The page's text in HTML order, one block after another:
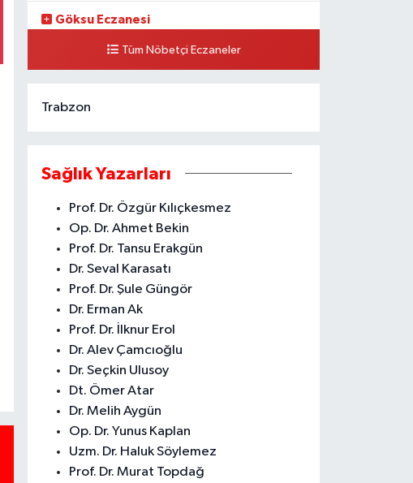
Göksu Eczanesi
MÜDÜRÜ EVİ YAN SOKAĞI ÇAMLIBEL ASM KARŞISI CİVARI
AKDENİZ
Tüm Nöbetçi Eczaneler
Trabzon
Sağlık Yazarları
Prof. Dr. Özgür Kılıçkesmez
Op. Dr. Ahmet Bekin
Prof. Dr. Tansu Erakgün
Dr. Seval Karasatı
Prof. Dr. Şule Güngör
Dr. Erman Ak
Prof. Dr. İlknur Erol
Dr. Alev Çamcıoğlu
Dr. Seçkin Ulusoy
Dt. Ömer Atar
Dr. Melih Aygün
Op. Dr. Yunus Kaplan
Uzm. Dr. Haluk Söylemez
Prof. Dr. Murat Topdağ